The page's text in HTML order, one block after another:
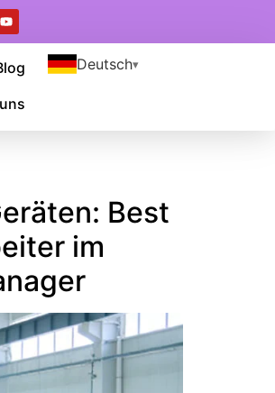
Deutsch
Best
im